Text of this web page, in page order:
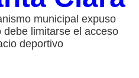
municipal expuso
debe limitarse el acceso
deportivo